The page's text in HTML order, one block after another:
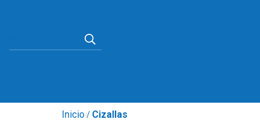
Inicio/ Cizallas